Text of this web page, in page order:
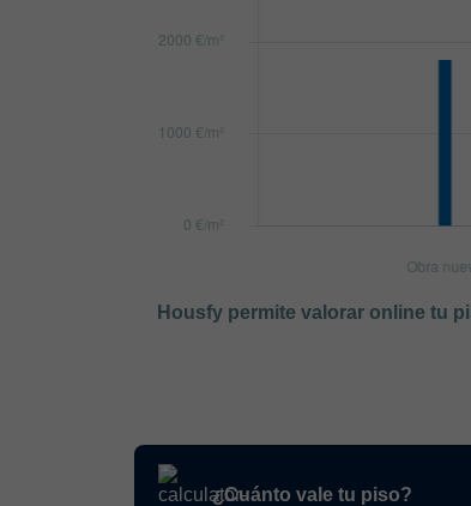
Housfy permite valorar online tu
¿Cuánto vale tu piso?